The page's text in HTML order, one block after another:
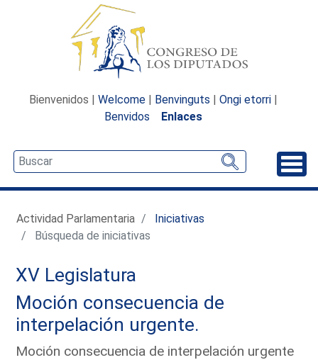
Bienvenidos | Welcome | Benvinguts | Ongi etorri |
Benvidos
Enlaces
Actividad Parlamentaria
Iniciativas
Búsqueda de iniciativas
XV Legislatura
Moción consecuencia de
interpelación urgente.
Moción consecuencia de interpelación urgente